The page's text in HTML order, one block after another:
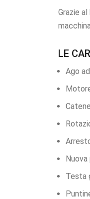
Grazie
LE
Ago
Testa